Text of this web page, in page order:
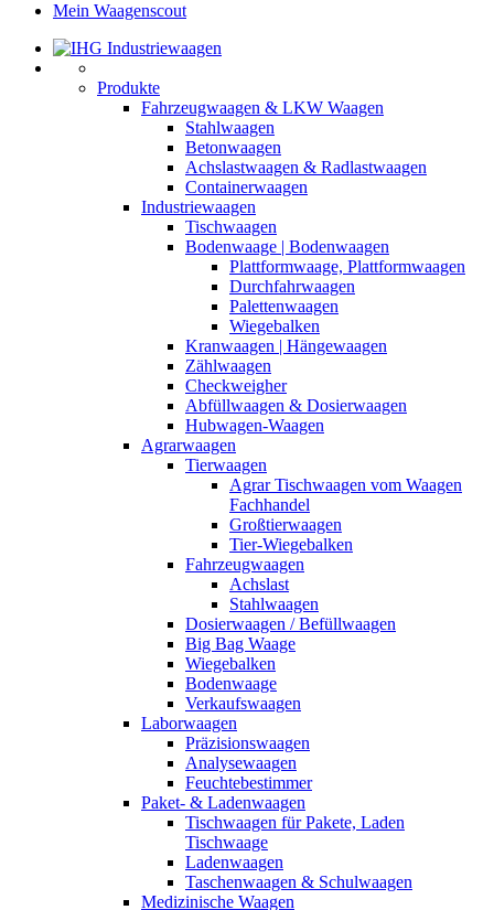
Mein Waagenscout
Produkte
Fahrzeugwaagen & LKW Waagen
Stahlwaagen
Betonwaagen
Achslastwaagen & Radlastwaagen
Containerwaagen
Industriewaagen
Tischwaagen
Bodenwaage | Bodenwaagen
Plattformwaage, Plattformwaagen
Durchfahrwaagen
Palettenwaagen
Wiegebalken
Kranwaagen | Hängewaagen
Zählwaagen
Checkweigher
Abfüllwaagen & Dosierwaagen
Hubwagen-Waagen
Agrarwaagen
Tierwaagen
Agrar Tischwaagen vom Waagen
Fachhandel
Großtierwaagen
Tier-Wiegebalken
Fahrzeugwaagen
Achslast
Stahlwaagen
Dosierwaagen / Befüllwaagen
Big Bag Waage
Wiegebalken
Bodenwaage
Verkaufswaagen
Laborwaagen
Präzisionswaagen
Analysewaagen
Feuchtebestimmer
Paket- & Ladenwaagen
Tischwaagen für Pakete, Laden
Tischwaage
Ladenwaagen
Taschenwaagen & Schulwaagen
Medizinische Waagen